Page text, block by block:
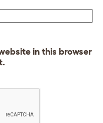
in this browser